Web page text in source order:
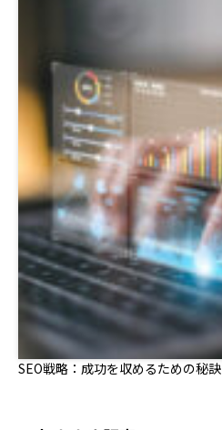
SEO戦略：成功を収めるための秘訣